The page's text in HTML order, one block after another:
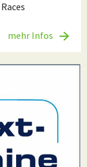
mehr Infos